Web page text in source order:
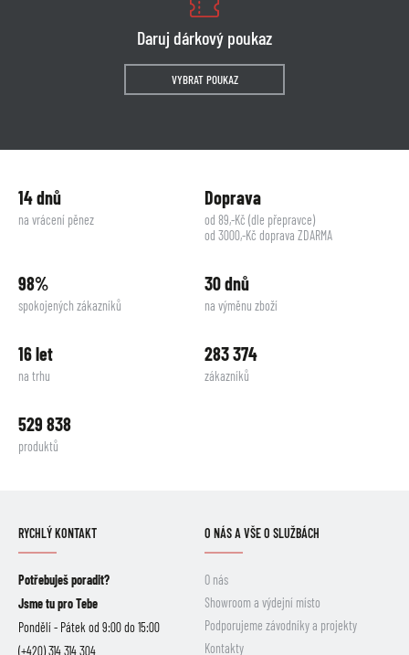
Daruj dárkový poukaz
VYBRAT POUKAZ
14 dnů
na vrácení pěnez
Doprava
od 89,-Kč (dle přepravce)
od 3000,-Kč doprava ZDARMA
98%
spokojených zákazníků
30 dnů
na výměnu zboží
16 let
na trhu
283 374
zákazníků
529 838
produktů
RYCHLÝ KONTAKT
Potřebuješ poradit?
Jsme tu pro Tebe
Pondělí - Pátek od 9:00 do 15:00
(+420) 314 314 304
O NÁS A VŠE O SLUŽBÁCH
O nás
Showroom a výdejní místo
Podporujeme závodníky a projekty
Kontakty